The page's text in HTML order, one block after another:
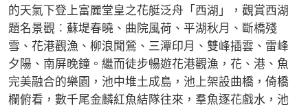
的天氣下登上富麗堂皇之花艇泛舟「西湖」，觀賞西湖
題名景觀︰蘇堤春曉、曲院風荷、平湖秋月、斷橋殘
雪、花港觀漁、柳浪聞鶯、三潭印月、雙峰插雲、雷峰
夕陽、南屏晚鐘。繼而徒步暢遊花港觀漁，花、港、魚
完美融合的樂園，池中堆土成島，池上架設曲橋，倚橋
欄俯看，數千尾金麟紅魚結隊往來，羣魚逐花戲水，池